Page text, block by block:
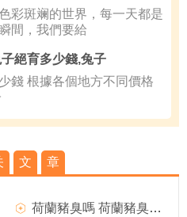
斑斓的世界，每一天都是
間，我們要給
絕育多少錢,兔子
錢 根據各個地方不同價格
文 章
荷蘭豬臭嗎 荷蘭豬臭怎麼辦